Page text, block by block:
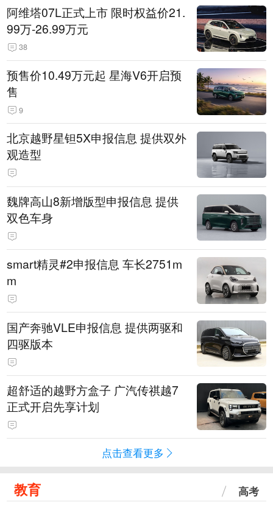
阿维塔07L正式上市 限时权益价21.
99万-26.99万元
38
预售价10.49万元起 星海V6开启预
售
9
北京越野星钽5X申报信息 提供双外
观造型
魏牌高山8新增版型申报信息 提供
双色车身
smart精灵#2申报信息 车长2751m
m
国产奔驰VLE申报信息 提供两驱和
四驱版本
超舒适的越野方盒子 广汽传祺越7
正式开启先享计划
点击查看更多
教育 高考